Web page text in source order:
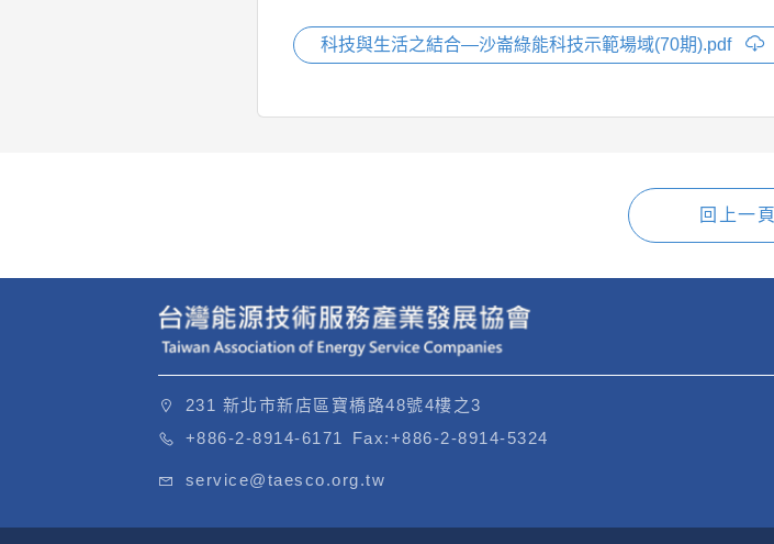
科技與生活之結合—沙崙綠能科技示範場域(70期).pdf
回上一頁
231 新北市新店區寶橋路48號4樓之3
+886-2-8914-6171
Fax:+886-2-8914-5324
service@taesco.org.tw